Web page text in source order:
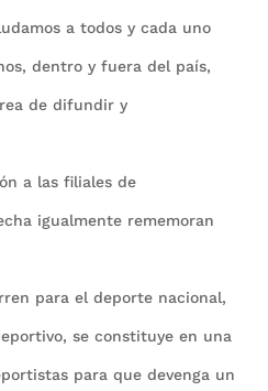
a todos y cada uno
dentro y fuera del país,
de difundir y
a las filiales de
igualmente rememoran
para el deporte nacional,
se constituye en una
para que devenga un